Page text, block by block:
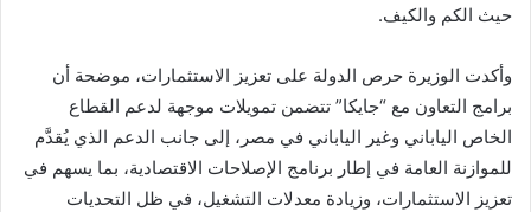
حيث الكم والكيف.
وأكدت الوزيرة حرص الدولة على تعزيز الاستثمارات، موضحة أن
برامج التعاون مع “جايكا” تتضمن تمويلات موجهة لدعم القطاع
الخاص الياباني وغير الياباني في مصر، إلى جانب الدعم الذي يُقدَّم
للموازنة العامة في إطار برنامج الإصلاحات الاقتصادية، بما يسهم في
تعزيز الاستثمارات، وزيادة معدلات التشغيل، في ظل التحديات